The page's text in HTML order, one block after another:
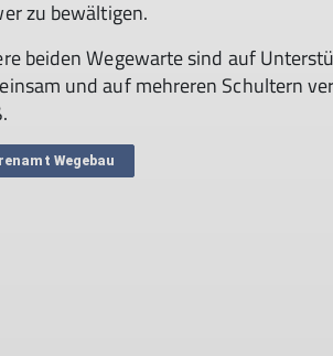
zu bewältigen.
beiden Wegewarte sind auf
und auf mehreren Schultern
Wegebau